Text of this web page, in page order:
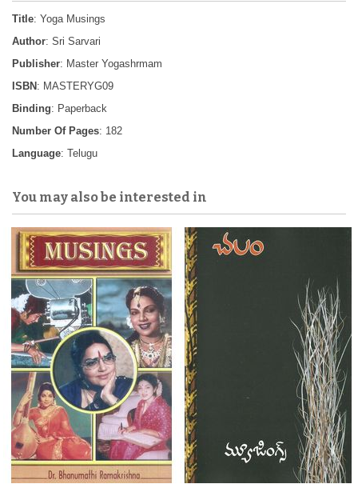
Title: Yoga Musings
Author: Sri Sarvari
Publisher: Master Yogashrmam
ISBN : MASTERYG09
Binding: Paperback
Number Of Pages: 182
Language: Telugu
You may also be interested in